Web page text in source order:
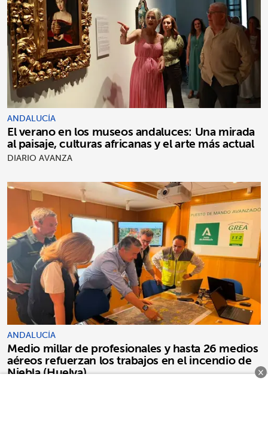
ANDALUCÍA
El verano en los museos andaluces: Una mirada
al paisaje, culturas africanas y el arte más actual
DIARIO AVANZA
ANDALUCÍA
Medio millar de profesionales y hasta 26 medios
aéreos refuerzan los trabajos en el incendio de
Niebla (Huelva) ×